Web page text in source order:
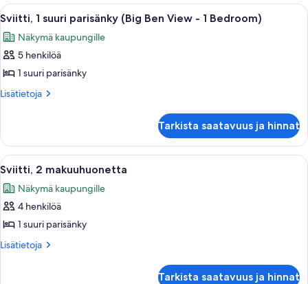
parisänky
(1
Avaa
kaikki
huonetyypin
Sviitti,
1
suuri
Ben
View
-
1
Bedroom)
kuvat
Hotellihuone, jossa on suuri ikkuna,
7
Sviitti, 1 suuri parisänky (Big Ben View - 1 Bedroom)
Näkymä kaupungille
5 henkilöä
1 suuri parisänky
Lisätietoja
Lisätietoja
suuri
parisänky
(Big
View
Bedroom)
Tarkista saatavuus ja hinnat
Avaa
kaikki
huonetyypin
Sviitti,
2
makuuhuonetta
Moderni olohuone, jossa on sohva,
8
Sviitti, 2 makuuhuonetta
Näkymä kaupungille
4 henkilöä
1 suuri parisänky
Lisätietoja
Lisätietoja
Tarkista saatavuus ja hinnat